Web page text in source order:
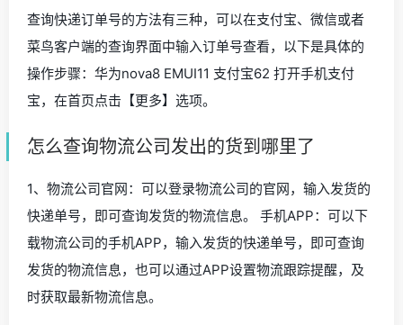
查询快递订单号的方法有三种，可以在支付宝、微信或者
菜鸟客户端的查询界面中输入订单号查看，以下是具体的
操作步骤：华为nova8 EMUI11 支付宝62 打开手机支付
宝，在首页点击【更多】选项。
怎么查询物流公司发出的货到哪里了
1、物流公司官网：可以登录物流公司的官网，输入发货的
快递单号，即可查询发货的物流信息。 手机APP：可以下
载物流公司的手机APP，输入发货的快递单号，即可查询
发货的物流信息，也可以通过APP设置物流跟踪提醒，及
时获取最新物流信息。